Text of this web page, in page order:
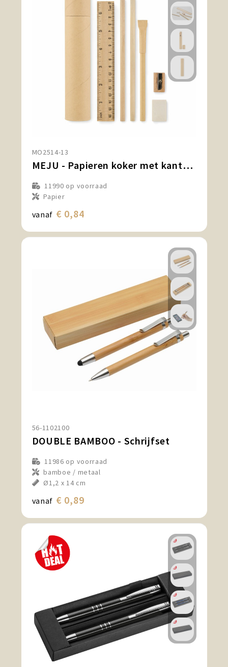
MO2514-13
MEJU - Papieren koker met kantoorbenod
11990 op voorraad
Papier
vanaf € 0,84
56-1102100
DOUBLE BAMBOO - Schrijfset
11986 op voorraad
bamboe / metaal
Ø1,2 x 14 cm
vanaf € 0,89